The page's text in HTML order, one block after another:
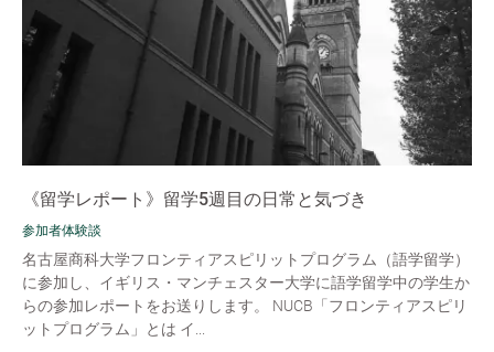
《留学レポート》留学5週目の日常と気づき
参加者体験談
名古屋商科大学フロンティアスピリットプログラム（語学留学）
に参加し、イギリス・マンチェスター大学に語学留学中の学生か
らの参加レポートをお送りします。 NUCB「フロンティアスピリ
ットプログラム」とは イ...